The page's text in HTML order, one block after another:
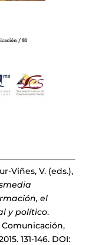
Viñes, V. (eds.),
el
y político.
131-146. DOI: